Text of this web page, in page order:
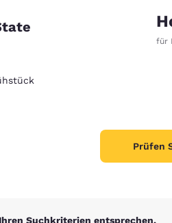
Español
für
Prüfen
Suchkriterien entsprechen.